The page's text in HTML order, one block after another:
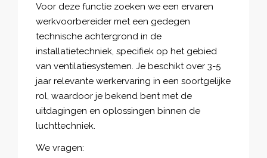
Voor deze functie zoeken we een ervaren
werkvoorbereider met een gedegen
technische achtergrond in de
installatietechniek, specifiek op het gebied
van ventilatiesystemen. Je beschikt over 3-5
jaar relevante werkervaring in een soortgelijke
rol, waardoor je bekend bent met de
uitdagingen en oplossingen binnen de
luchttechniek.
We vragen: